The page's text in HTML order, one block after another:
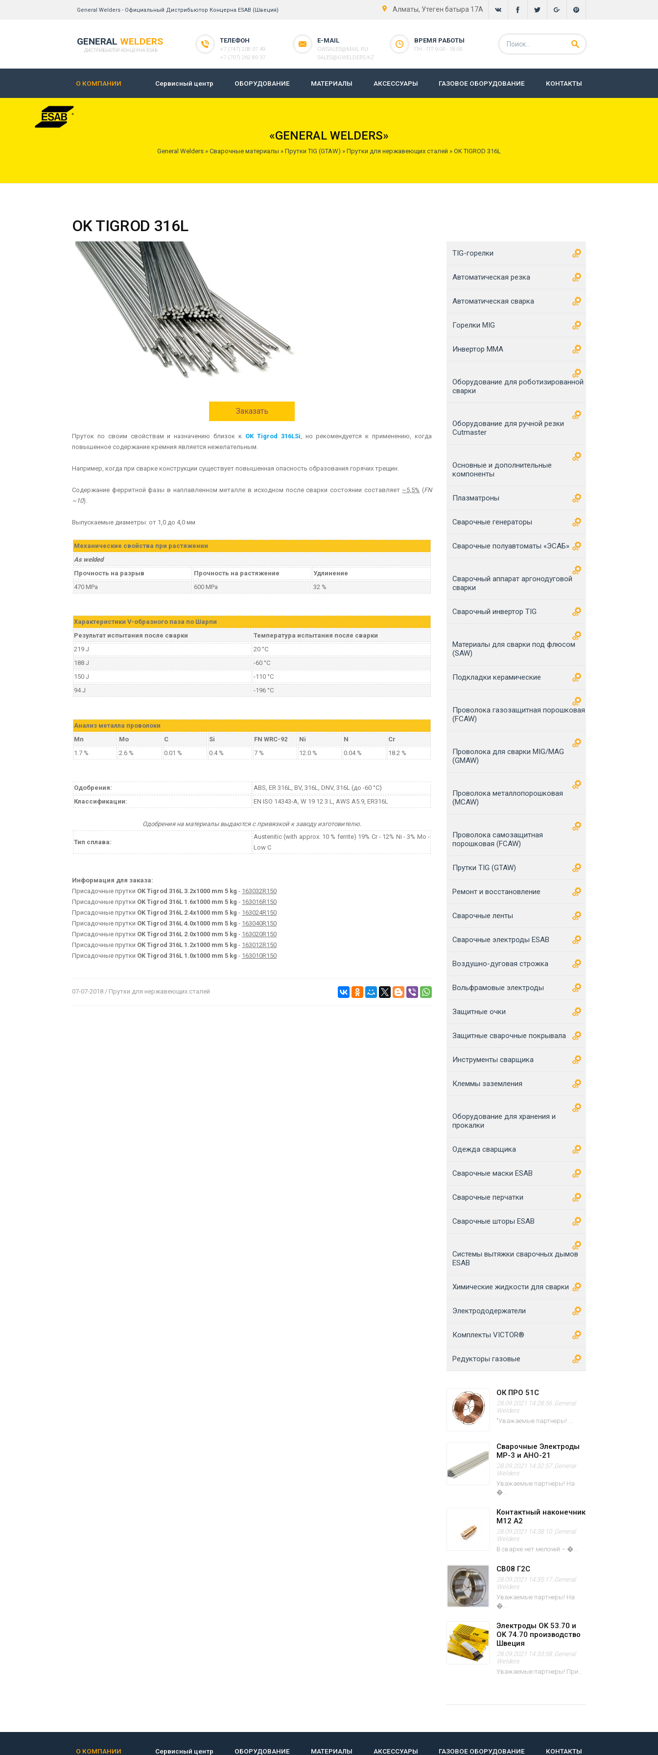
General Welders - Официальный Дистрибьютор Концерна ESAB (Швеция) Алматы, Утеген батыра 17А
GENERAL WELDERS
ДИСТРИБЬЮТОР КОНЦЕРНА ESAB
ТЕЛЕФОН
+7 (747) 208 07 49
+7 (707) 262 80 37
E-MAIL
GWSALES@MAIL.RU
SALES@GWELDERS.KZ
ВРЕМЯ РАБОТЫ
ПН - ПТ 9:00 - 18:00
О КОМПАНИИ Сервисный центр ОБОРУДОВАНИЕ МАТЕРИАЛЫ АКСЕССУАРЫ ГАЗОВОЕ ОБОРУДОВАНИЕ КОНТАКТЫ
«GENERAL WELDERS»
General Welders » Сварочные материалы » Прутки TIG (GTAW) » Прутки для нержавеющих сталей » OK TIGROD 316L
OK TIGROD 316L
Заказать
Пруток по своим свойствам и назначению близок к OK Tigrod 316LSi , но рекомендуется к применению, когда
повышенное содержание кремния является нежелательным.
Например, когда при сварке конструкции существует повышенная опасность образования горячих трещин.
Содержание ферритной фазы в наплавленном металле в исходном после сварки состоянии составляет ~5,5% (FN
~10).
Выпускаемые диаметры: от 1,0 до 4,0 мм
Механические свойства при растяжении
As welded
Прочность на разрыв
Прочность на растяжение
Удлинение
470 MPa
600 MPa 32 %
Характеристики V-образного паза по Шарпи
Результат испытания после сварки
Температура испытания после сварки
219 J
20 °C
188 J
-60 °C
150 J
-110 °C
94 J
-196 °C
Aнализ металла проволоки
Mn
Mo C Si FN WRC-92 Ni N
Cr
1.7 %
2.6 % 0.01 % 0.4 % 7 % 12.0 % 0.04 % 18.2 %
Одобрения:
ABS, ER 316L, BV, 316L, DNV, 316L (до -60 °C)
Классификации:
EN ISO 14343-A, W 19 12 3 L, AWS A5.9, ER316L
Одобрения на материалы выдаются с привязкой к заводу изготовителю.
Тип сплава:
Austenitic (with approx. 10 % ferrite) 19% Cr - 12% Ni - 3% Mo -
Low C
Информация для заказа:
Присадочные прутки OK Tigrod 316L 3.2x1000 mm 5 kg - 163032R150
Присадочные прутки OK Tigrod 316L 1.6x1000 mm 5 kg - 163016R150
Присадочные прутки OK Tigrod 316L 2.4x1000 mm 5 kg - 163024R150
Присадочные прутки OK Tigrod 316L 4.0x1000 mm 5 kg - 163040R150
Присадочные прутки OK Tigrod 316L 2.0x1000 mm 5 kg - 163020R150
Присадочные прутки OK Tigrod 316L 1.2x1000 mm 5 kg - 163012R150
Присадочные прутки OK Tigrod 316L 1.0x1000 mm 5 kg - 163010R150
07-07-2018 / Прутки для нержавеющих сталей
TIG-горелки
Автоматическая резка
Автоматическая сварка
Горелки MIG
Инвертор MMA
Оборудование для роботизированной
сварки
Оборудование для ручной резки
Cutmaster
Основные и дополнительные
компоненты
Плазматроны
Сварочные генераторы
Сварочные полуавтоматы «ЭСАБ»
Сварочный аппарат аргонодуговой
сварки
Сварочный инвертор TIG
Материалы для сварки под флюсом
(SAW)
Подкладки керамические
Проволока газозащитная порошковая
(FCAW)
Проволока для сварки MIG/MAG
(GMAW)
Проволока металлопорошковая
(MCAW)
Проволока самозащитная
порошковая (FCAW)
Прутки TIG (GTAW)
Ремонт и восстановление
Сварочные ленты
Сварочные электроды ESAB
Воздушно-дуговая строжка
Вольфрамовые электроды
Защитные очки
Защитные сварочные покрывала
Инструменты сварщика
Клеммы заземления
Оборудование для хранения и
прокалки
Одежда сварщика
Сварочные маски ESAB
Сварочные перчатки
Сварочные шторы ESAB
Системы вытяжки сварочных дымов
ESAB
Химические жидкости для сварки
Электрододержатели
Комплекты VICTOR®
Редукторы газовые
ОК ПРО 51С
28.09.2021 14:28:56 ,General
Welders
"Уважаемые партнеры! ...
Сварочные Электроды
МР-3 и АНО-21
28.09.2021 14:32:57 ,General
Welders
Уважаемые партнеры! На
�...
Контактный наконечник
M12 А2
28.09.2021 14:38:10 ,General
Welders
В сварке нет мелочей – �...
СВ08 Г2С
28.09.2021 14:35:17 ,General
Welders
Уважаемые партнеры! На
�...
Электроды OK 53.70 и
OK 74.70 производство
Швеция
28.09.2021 14:33:58 ,General
Welders
Уважаемые партнеры! При...
О КОМПАНИИ Сервисный центр ОБОРУДОВАНИЕ МАТЕРИАЛЫ АКСЕССУАРЫ ГАЗОВОЕ ОБОРУДОВАНИЕ КОНТАКТЫ